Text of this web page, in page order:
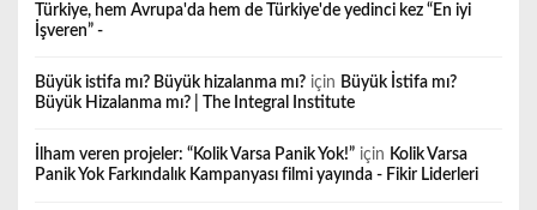
Türkiye, hem Avrupa'da hem de Türkiye'de yedinci kez “En iyi
İşveren” -
Büyük istifa mı? Büyük hizalanma mı? için Büyük İstifa mı?
Büyük Hizalanma mı? | The Integral Institute
İlham veren projeler: “Kolik Varsa Panik Yok!” için Kolik Varsa
Panik Yok Farkındalık Kampanyası filmi yayında - Fikir Liderleri